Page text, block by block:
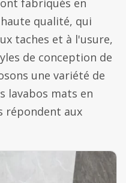
fabriqués en
qualité, qui
taches et à l'usure,
de conception de
une variété de
lavabos mats en
répondent aux